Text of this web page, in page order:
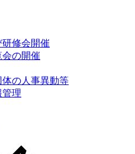
修会開催
会の開催
の人事異動等
管理